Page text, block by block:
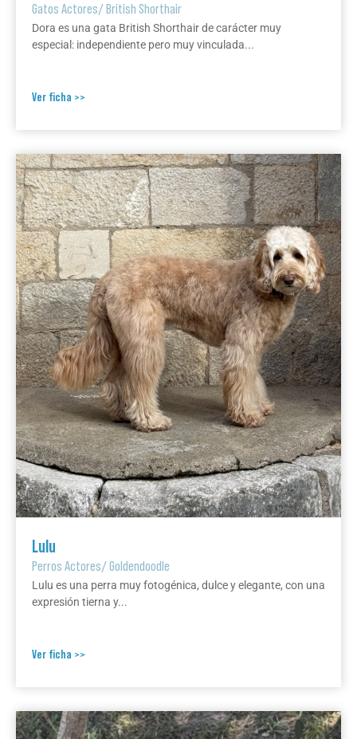
Gatos Actores/British Shorthair
Dora es una gata British Shorthair de carácter muy
especial: independiente pero muy vinculada...
Ver ficha >>
Lulu
Perros Actores/Goldendoodle
Lulu es una perra muy fotogénica, dulce y elegante, con una
expresión tierna y...
Ver ficha >>